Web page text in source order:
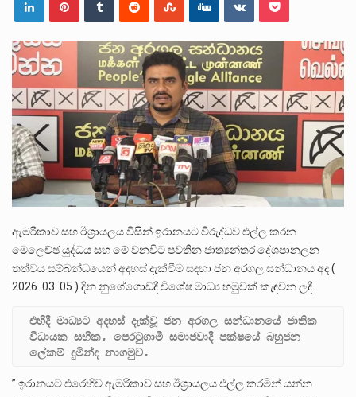
2011 වසරේදී දේශපාලන හා මානව හිමිකම් ක්‍රියාකාරීන් වන ලලිත්කුමාර් වීරරාජ් සහ කුගන් මුරුගානන්දන් යාපනයේදී අතුරුදන්…
ගොවියන්ගේ ප්‍රශ්න, ධීවරයන්ගේ ප්‍රශ්න, සෞඛය ප්‍රශ්න, වැටු ප්‍ර්ශ්න, රැකියා විරහිත ප්‍රශ්න මේ සියලු ප්‍රශ්නවලට තනි…
ඇමරිකාව සහ ඊශ්‍රායලය විසින් ඉරානයට විරුද්ධව එල්ල කරන
මෙලෙච්ඡ යුද්ධය සහ මේ වනවිට පවතින ජාත්‍යන්තර දේශපානලන
තත්වය සම්බන්ධයෙන් අදහස් දැක්වීම සඳහා ජන අරගල සන්ධානය අද (
2026. 03. 05 ) දින නුගේගොඩදී විශේෂ මාධ්‍ය හමුවක් කැඳවන ලදී.
එහිදී මාධ්‍යට අදහස් දැක්වූ ජන අරගල සන්ධානයේ ජාතික
විධායක සභික, පෙරටුගාමී සමාජවාදී පක්ෂයේ බහුජන
ලේකම් දුමින්ද නාගමුව.
” ඉරානයට එරෙහිව ඇමරිකාව සහ ඊශ්‍රායලය එල්ල කරමින් යන්න